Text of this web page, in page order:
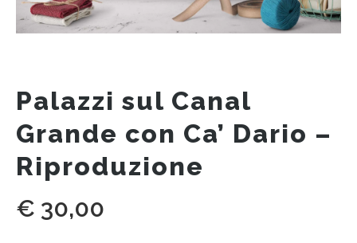
Palazzi sul Canal
Grande con Ca’ Dario –
Riproduzione
€ 30,00